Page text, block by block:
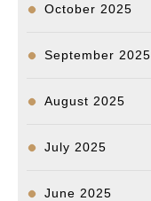
October 2025
September 2025
August 2025
July 2025
June 2025